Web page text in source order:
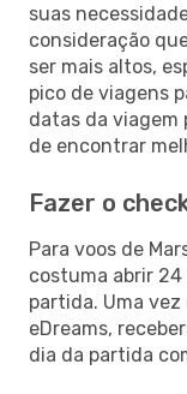
suas
consideração
ser mais altos,
pico de viagens
datas da viagem
de encontrar
Fazer o
Para voos de
costuma abrir
partida. Uma
eDreams,
dia da partida